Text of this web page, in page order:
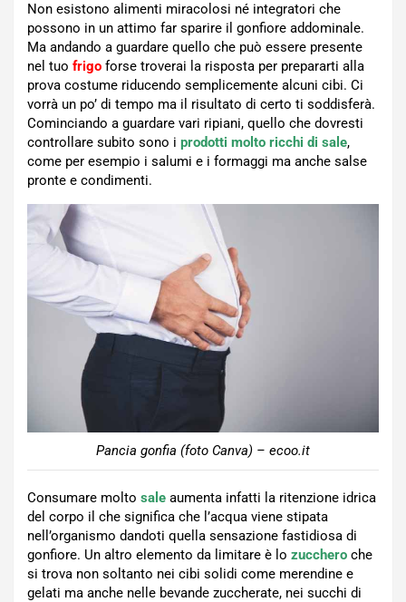
Non esistono alimenti miracolosi né integratori che
possono in un attimo far sparire il gonfiore addominale.
Ma andando a guardare quello che può essere presente
nel tuo frigo forse troverai la risposta per prepararti alla
prova costume riducendo semplicemente alcuni cibi. Ci
vorrà un po’ di tempo ma il risultato di certo ti soddisferà.
Cominciando a guardare vari ripiani, quello che dovresti
controllare subito sono i prodotti molto ricchi di sale,
come per esempio i salumi e i formaggi ma anche salse
pronte e condimenti.
Pancia gonfia (foto Canva) – ecoo.it
Consumare molto sale aumenta infatti la ritenzione idrica
del corpo il che significa che l’acqua viene stipata
nell’organismo dandoti quella sensazione fastidiosa di
gonfiore. Un altro elemento da limitare è lo zucchero che
si trova non soltanto nei cibi solidi come merendine e
gelati ma anche nelle bevande zuccherate, nei succhi di